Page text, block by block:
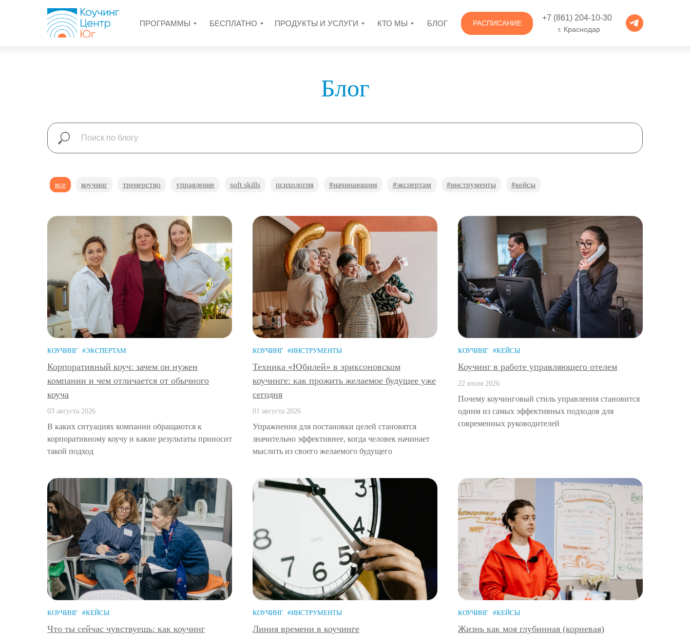
РАСПИСАНИЕ
ПРОГРАММЫ БЕСПЛАТНО ПРОДУКТЫ И УСЛУГИ КТО МЫ БЛОГ
+7 (861) 204-10-30
г. Краснодар
Блог
все коучинг тренерство управление soft skills психология #начинающим #экспертам #инструменты #кейсы
КОУЧИНГ #ЭКСПЕРТАМ
Корпоративный коуч: зачем он нужен
компании и чем отличается от обычного
коуча
03 августа 2026
В каких ситуациях компании обращаются к
корпоративному коучу и какие результаты приносит
такой подход
КОУЧИНГ #ИНСТРУМЕНТЫ
Техника «Юбилей» в эриксоновском
коучинге: как прожить желаемое будущее уже
сегодня
01 августа 2026
Упражнения для постановки целей становятся
значительно эффективнее, когда человек начинает
мыслить из своего желаемого будущего
КОУЧИНГ #КЕЙСЫ
Коучинг в работе управляющего отелем
22 июля 2026
Почему коучинговый стиль управления становится
одним из самых эффективных подходов для
современных руководителей
КОУЧИНГ #КЕЙСЫ
Что ты сейчас чувствуешь: как коучинг
КОУЧИНГ #ИНСТРУМЕНТЫ
Линия времени в коучинге
КОУЧИНГ #КЕЙСЫ
Жизнь как моя глубинная (корневая)